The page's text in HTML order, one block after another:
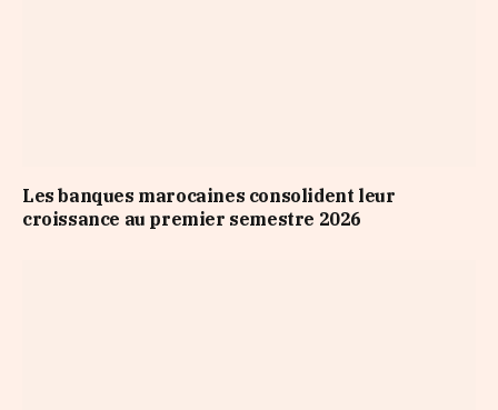
Les banques marocaines consolident leur
croissance au premier semestre 2026